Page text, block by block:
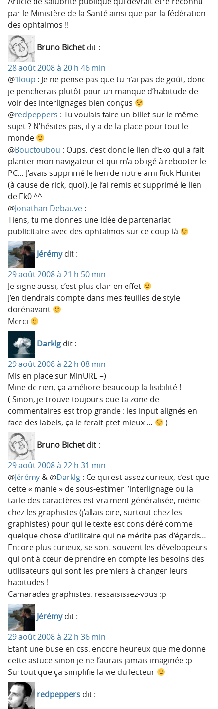
par le Ministère de la Santé ainsi que par la fédération
des ophtalmos !!
Bruno Bichet dit :
28 août 2008 à 20 h 46 min
@1loup : Je ne pense pas que tu n’ai pas de goût, donc
je pencherais plutôt pour un manque d’habitude de
voir des interlignages bien conçus
@redpeppers : Tu voulais faire un billet sur le même
sujet ? N’hésites pas, il y a de la place pour tout le
monde
@Bouctoubou : Oups, c’est donc le lien d’Eko qui a fait
planter mon navigateur et qui m’a obligé à rebooter le
PC… J’avais supprimé le lien de notre ami Rick Hunter
(à cause de rick, quoi). Je l’ai remis et supprimé le lien
de Ek0 ^^
@Jonathan Debauve :
Tiens, tu me donnes une idée de partenariat
publicitaire avec des ophtalmos sur ce coup-là
Jérémy dit :
29 août 2008 à 21 h 50 min
Je signe aussi, c’est plus clair en effet
J’en tiendrais compte dans mes feuilles de style
dorénavant
Merci
Darklg dit :
29 août 2008 à 22 h 08 min
Mis en place sur MinURL =)
Mine de rien, ça améliore beaucoup la lisibilité !
( Sinon, je trouve toujours que ta zone de
commentaires est trop grande : les input alignés en
face des labels, ça le ferait ptet mieux …
)
Bruno Bichet dit :
29 août 2008 à 22 h 31 min
@Jérémy & @Darklg : Ce qui est assez curieux, c’est que
cette « manie » de sous-estimer l’interlignage ou la
taille des caractères est vraiment généralisée, même
chez les graphistes (j’allais dire, surtout chez les
graphistes) pour qui le texte est considéré comme
quelque chose d’utilitaire qui ne mérite pas d’égards…
Encore plus curieux, se sont souvent les développeurs
qui ont à cœur de prendre en compte les besoins des
utilisateurs qui sont les premiers à changer leurs
habitudes !
Camarades graphistes, ressaisissez-vous :p
Jérémy dit :
29 août 2008 à 22 h 36 min
Etant une buse en css, encore heureux que me donne
cette astuce sinon je ne l’aurais jamais imaginée :p
Surtout que ça simplifie la vie du lecteur
redpeppers dit :